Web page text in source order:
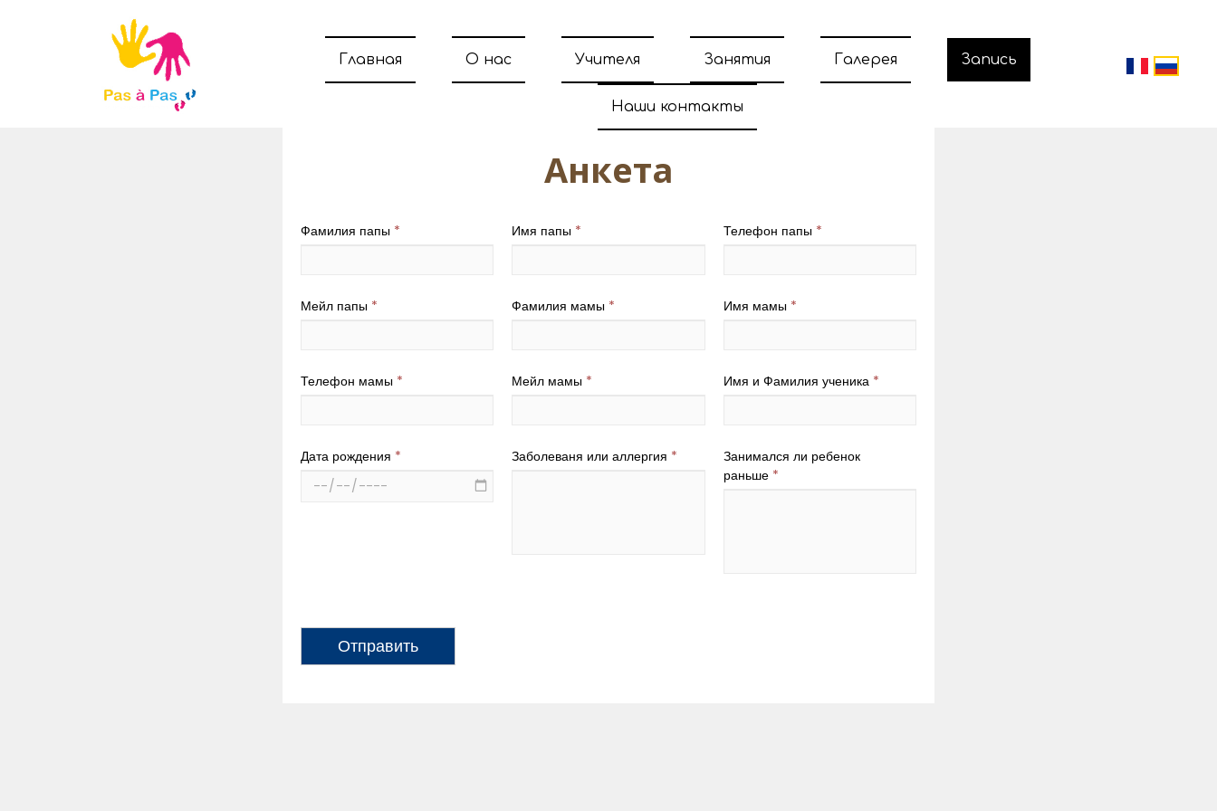
Главная О нас Учителя Занятия Галерея Запись
Наши контакты
Анкета
Фамилия папы * Имя папы * Телефон папы*
Мейл папы * Фамилия мамы * Имя мамы*
Телефон мамы * Мейл мамы * Имя и Фамилия ученика*
Дата рождения * Заболеваня или аллергия *
Занимался ли ребенок
раньше*
Отправить